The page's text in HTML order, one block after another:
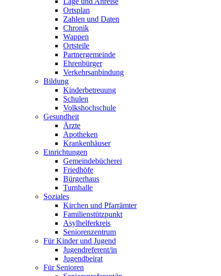
Ortsplan
Zahlen und Daten
Chronik
Wappen
Ortsteile
Partnergemeinde
Ehrenbürger
Verkehrsanbindung
Bildung
Kinderbetreuung
Schulen
Volkshochschule
Gesundheit
Ärzte
Apotheken
Krankenhäuser
Einrichtungen
Gemeindebücherei
Friedhöfe
Bürgerhaus
Turnhalle
Soziales
Kirchen und Pfarrämter
Familienstützpunkt
Asylhelferkreis
Seniorenzentrum
Für Kinder und Jugend
Jugendreferent/in
Jugendbeirat
Für Senioren